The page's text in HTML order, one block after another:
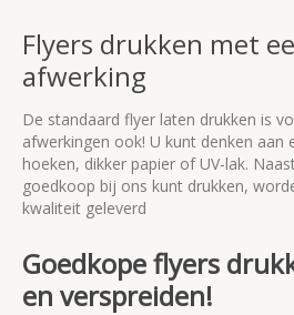
Flyers drukken met
afwerking
De standaard flyer laten drukken is
afwerkingen ook! U kunt denken aan
hoeken, dikker papier of UV-lak.
goedkoop bij ons kunt drukken,
kwaliteit geleverd
Goedkope flyers
en verspreiden!